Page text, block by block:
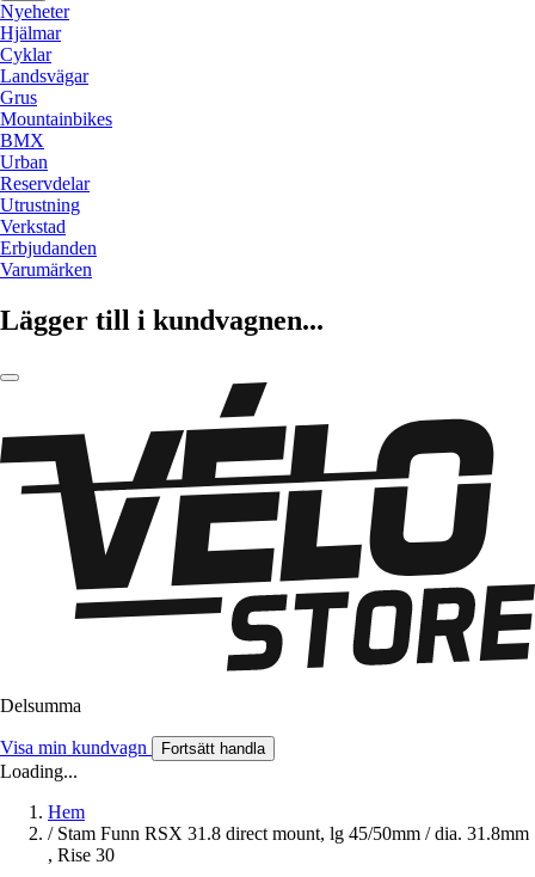
Nyeheter
Hjälmar
Cyklar
Landsvägar
Grus
Mountainbikes
BMX
Urban
Reservdelar
Utrustning
Verkstad
Erbjudanden
Varumärken
Lägger till i kundvagnen...
Delsumma
Visa min kundvagn Fortsätt handla
Loading...
Hem
/ Stam Funn RSX 31.8 direct mount, lg 45/50mm / dia. 31.8mm
, Rise 30